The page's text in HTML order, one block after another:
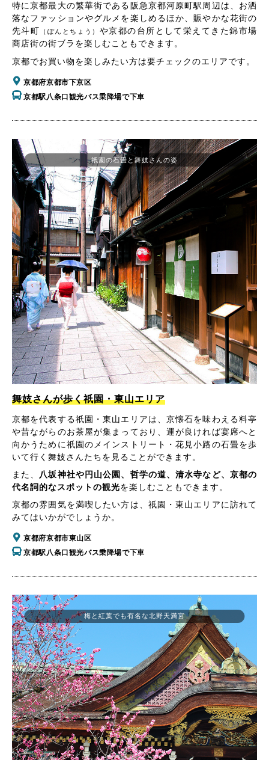
特に京都最大の繁華街である阪急京都河原町駅周辺は、お洒
落なファッションやグルメを楽しめるほか、賑やかな花街の
先斗町
（ぽんとちょう） や京都の台所として栄えてきた錦市場
商店街の街ブラを楽しむこともできます。
京都でお買い物を楽しみたい方は要チェックのエリアです。
京都府京都市下京区
京都駅八条口観光バス乗降場で下車
舞妓さんが歩く祇園・東山エリア
京都を代表する祇園・東山エリアは、京懐石を味わえる料亭
や昔ながらのお茶屋が集まっており、運が良ければ宴席へと
向かうために祇園のメインストリート・花見小路の石畳を歩
いて行く舞妓さんたちを見ることができます。
また、
八坂神社や円山公園、哲学の道、清水寺など、京都の
代名詞的なスポットの観光を楽しむこともできます。
京都の雰囲気を満喫したい方は、祇園・東山エリアに訪れて
みてはいかがでしょうか。
京都府京都市東山区
京都駅八条口観光バス乗降場で下車
祇園の石畳と舞妓さんの姿
梅と紅葉でも有名な北野天満宮